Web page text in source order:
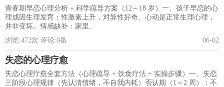
青春期早恋心理分析 + 科学疏导方案（12～18 岁）一、孩子早恋的心
理成因生理发育：性激素上升，对异性好奇、心动是正常生理心理，
并非变坏。情感缺补：家里..
浏览:472次 评论:0条 06-02
失恋的心理疗愈
失恋心理疗愈全套方法（心理疏导 + 饮食疗法 + 实操步骤）一、失恋
三阶段心理规律（先认清情绪，不自我内耗）否认期（1～2 周）：不